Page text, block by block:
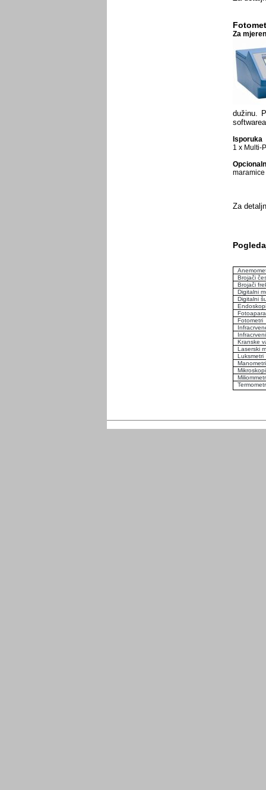
Za
dužinu.
Isporuka
1 x Multi-
Za
Brojači
Brojači
Digitalni
Digitalni
Endoskopi
Fotometri
Kranske
Laserski
Luksmetri
Manometri
Mikroskopi